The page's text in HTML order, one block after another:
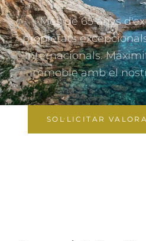
Més de 65 anys
propietats
internacionals.
immoble amb el
SOL·LICITAR